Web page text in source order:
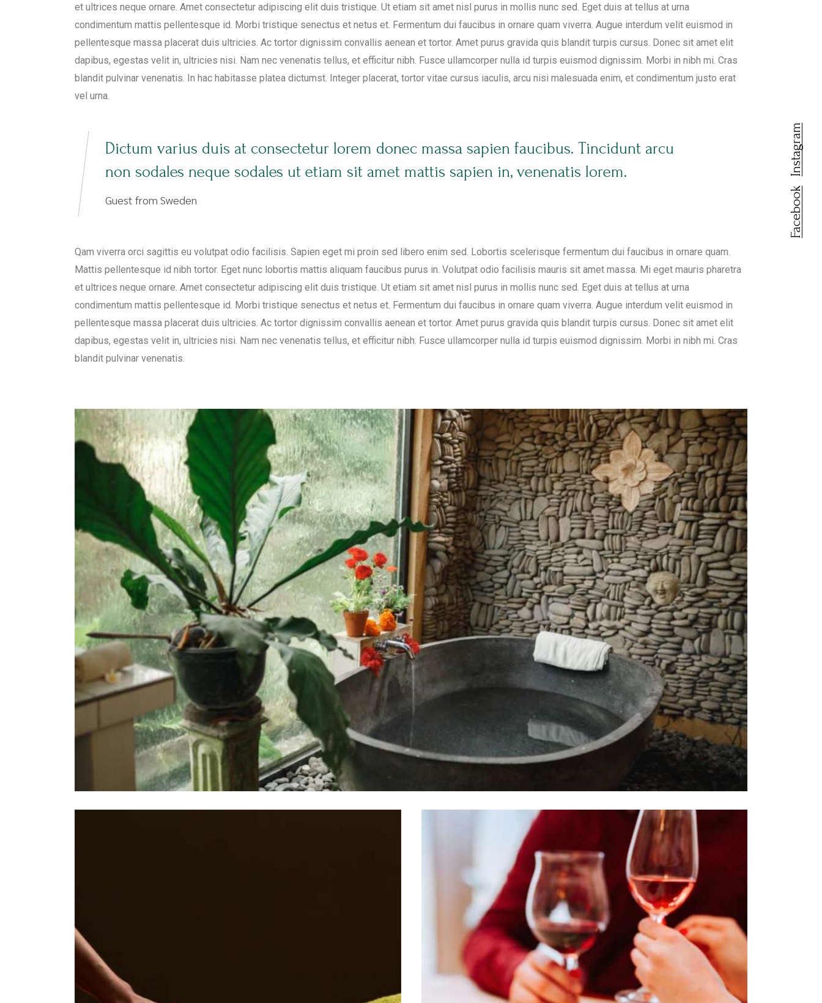
et ultrices neque ornare. Amet consectetur adipiscing elit duis tristique. Ut etiam sit amet nisl purus in mollis nunc sed. Eget duis at tellus at urna
condimentum mattis pellentesque id. Morbi tristique senectus et netus et. Fermentum dui faucibus in ornare quam viverra. Augue interdum velit euismod in
pellentesque massa placerat duis ultricies. Ac tortor dignissim convallis aenean et tortor. Amet purus gravida quis blandit turpis cursus. Donec sit amet elit
dapibus, egestas velit in, ultricies nisi. Nam nec venenatis tellus, et efficitur nibh. Fusce ullamcorper nulla id turpis euismod dignissim. Morbi in nibh mi. Cras
blandit pulvinar venenatis. In hac habitasse platea dictumst. Integer placerat, tortor vitae cursus iaculis, arcu nisi malesuada enim, et condimentum justo erat
vel urna.
Dictum varius duis at consectetur lorem donec massa sapien faucibus. Tincidunt arcu
non sodales neque sodales ut etiam sit amet mattis sapien in, venenatis lorem.
Guest from Sweden
Qam viverra orci sagittis eu volutpat odio facilisis. Sapien eget mi proin sed libero enim sed. Lobortis scelerisque fermentum dui faucibus in ornare quam.
Mattis pellentesque id nibh tortor. Eget nunc lobortis mattis aliquam faucibus purus in. Volutpat odio facilisis mauris sit amet massa. Mi eget mauris pharetra
et ultrices neque ornare. Amet consectetur adipiscing elit duis tristique. Ut etiam sit amet nisl purus in mollis nunc sed. Eget duis at tellus at urna
condimentum mattis pellentesque id. Morbi tristique senectus et netus et. Fermentum dui faucibus in ornare quam viverra. Augue interdum velit euismod in
pellentesque massa placerat duis ultricies. Ac tortor dignissim convallis aenean et tortor. Amet purus gravida quis blandit turpis cursus. Donec sit amet elit
dapibus, egestas velit in, ultricies nisi. Nam nec venenatis tellus, et efficitur nibh. Fusce ullamcorper nulla id turpis euismod dignissim. Morbi in nibh mi. Cras
blandit pulvinar venenatis.
Facebook
Instagram